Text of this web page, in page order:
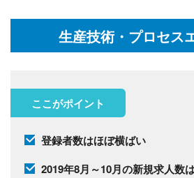
生産技術・プロセス
ここがポイント
登録者数はほぼ横ばい
2019年8月～10月の新規求人数